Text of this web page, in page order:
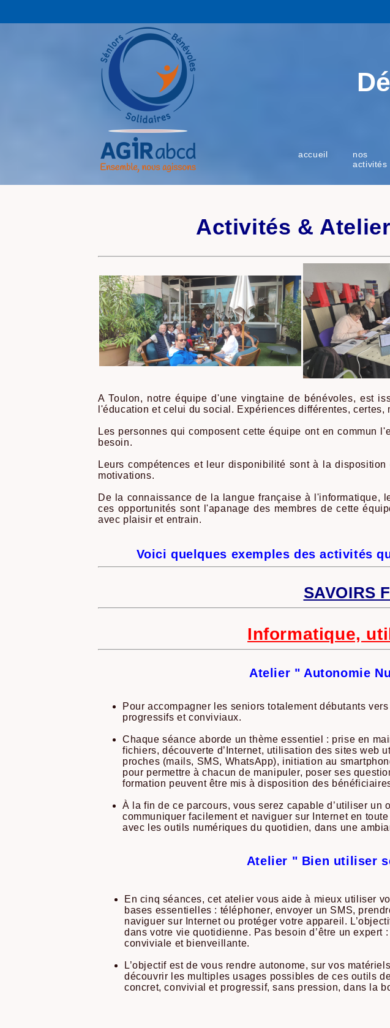
accueil
nos
activités
Activités &
A Toulon, notre équipe d'une vingtaine de bénévoles, est
l'éducation et celui du social. Expériences différentes, certes,
Les personnes qui composent cette équipe ont en commun
besoin.
Leurs compétences et leur disponibilité sont à la
motivations.
De la connaissance de la langue française à l'informatique,
ces opportunités sont l'apanage des membres de cette
avec plaisir et entrain.
Voici quelques exemples des activités
SAVOIRS
Informatique,
Atelier " Autonomie
Pour accompagner les seniors totalement débutants
progressifs et conviviaux.
Chaque séance aborde un thème essentiel : prise en
fichiers, découverte d’Internet, utilisation des sites web
proches (mails, SMS, WhatsApp), initiation au
pour permettre à chacun de manipuler, poser ses
formation peuvent être mis à disposition des
À la fin de ce parcours, vous serez capable d’utiliser
communiquer facilement et naviguer sur Internet en
avec les outils numériques du quotidien, dans une
Atelier " Bien utiliser
En cinq séances, cet atelier vous aide à mieux utiliser
bases essentielles : téléphoner, envoyer un SMS,
naviguer sur Internet ou protéger votre appareil.
dans votre vie quotidienne. Pas besoin d’être un
conviviale et bienveillante.
L’objectif est de vous rendre autonome, sur vos
découvrir les multiples usages possibles de ces outils
concret, convivial et progressif, sans pression, dans la